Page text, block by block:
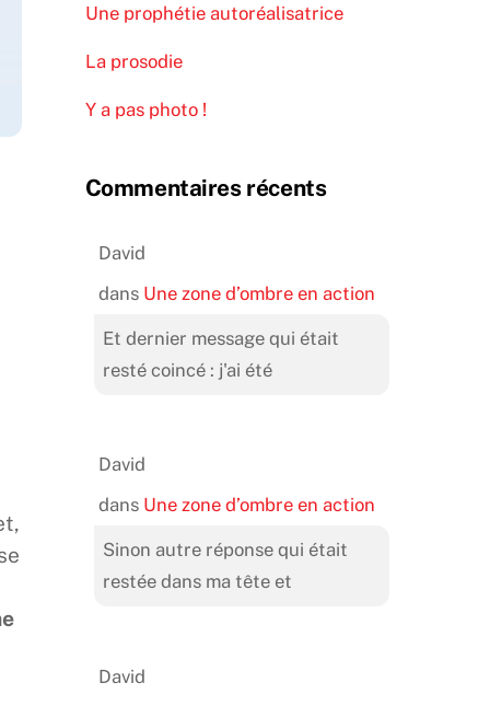
Une prophétie autoréalisatrice
La prosodie
Y a pas photo !
Commentaires récents
David
dans Une zone d’ombre en action
Et dernier message qui était
resté coincé : j'ai été
David
dans Une zone d’ombre en action
Sinon autre réponse qui était
restée dans ma tête et
David